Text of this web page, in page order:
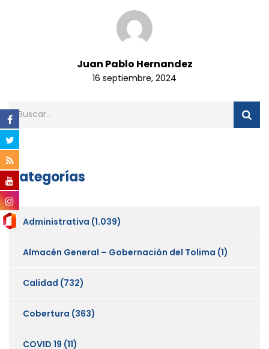
Juan Pablo Hernandez
16 septiembre, 2024
Categorías
Administrativa (1.039)
Almacén General – Gobernación del Tolima (1)
Calidad (732)
Cobertura (363)
COVID 19 (11)